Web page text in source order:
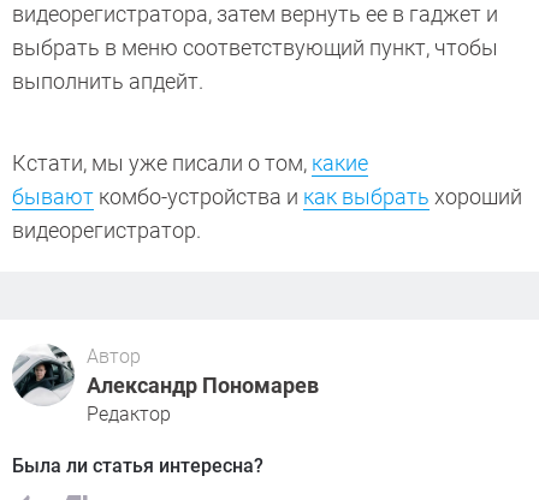
видеорегистратора, затем вернуть ее в гаджет и
выбрать в меню соответствующий пункт, чтобы
выполнить апдейт.
Кстати, мы уже писали о том, какие
бывают комбо-устройства и как выбрать хороший
видеорегистратор.
Автор
Александр Пономарев
Редактор
Была ли статья интересна?